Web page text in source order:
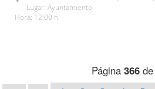
Lugar: Ayuntamiento
Hora: 12:00 h.
Página 366de